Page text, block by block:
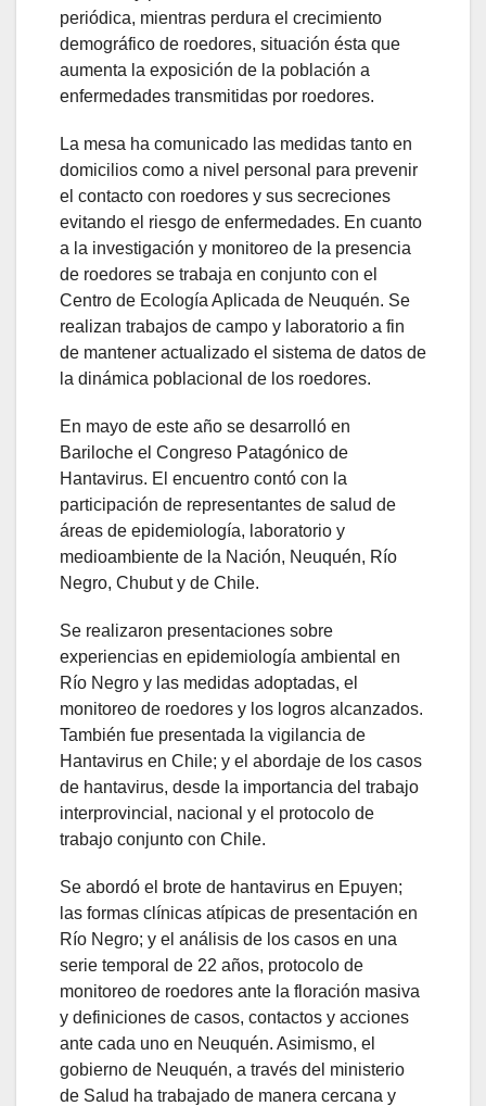
periódica, mientras perdura el crecimiento
demográfico de roedores, situación ésta que
aumenta la exposición de la población a
enfermedades transmitidas por roedores.
La mesa ha comunicado las medidas tanto en
domicilios como a nivel personal para prevenir
el contacto con roedores y sus secreciones
evitando el riesgo de enfermedades. En cuanto
a la investigación y monitoreo de la presencia
de roedores se trabaja en conjunto con el
Centro de Ecología Aplicada de Neuquén. Se
realizan trabajos de campo y laboratorio a fin
de mantener actualizado el sistema de datos de
la dinámica poblacional de los roedores.
En mayo de este año se desarrolló en
Bariloche el Congreso Patagónico de
Hantavirus. El encuentro contó con la
participación de representantes de salud de
áreas de epidemiología, laboratorio y
medioambiente de la Nación, Neuquén, Río
Negro, Chubut y de Chile.
Se realizaron presentaciones sobre
experiencias en epidemiología ambiental en
Río Negro y las medidas adoptadas, el
monitoreo de roedores y los logros alcanzados.
También fue presentada la vigilancia de
Hantavirus en Chile; y el abordaje de los casos
de hantavirus, desde la importancia del trabajo
interprovincial, nacional y el protocolo de
trabajo conjunto con Chile.
Se abordó el brote de hantavirus en Epuyen;
las formas clínicas atípicas de presentación en
Río Negro; y el análisis de los casos en una
serie temporal de 22 años, protocolo de
monitoreo de roedores ante la floración masiva
y definiciones de casos, contactos y acciones
ante cada uno en Neuquén. Asimismo, el
gobierno de Neuquén, a través del ministerio
de Salud ha trabajado de manera cercana y